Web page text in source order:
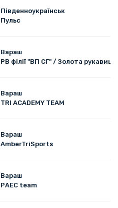
Південноукраїнськ
Пульс
Вараш
РВ філії "ВП СГ" / Золота рукавиця
Вараш
TRI ACADEMY TEAM
Вараш
AmberTriSports
Вараш
РАЕС team